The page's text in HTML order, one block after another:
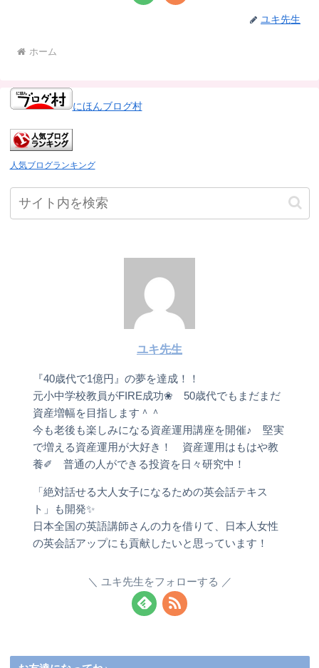
ユキ先生
ホーム
にほんブログ村
人気ブログランキング
ユキ先生
『40歳代で1億円』の夢を達成！！
元小中学校教員がFIRE成功❀ 50歳代でもまだまだ
資産増幅を目指します＾＾
今も老後も楽しみになる資産運用講座を開催♪ 堅実
で増える資産運用が大好き！ 資産運用はもはや教
養✐ 普通の人ができる投資を日々研究中！
「絶対話せる大人女子になるための英会話テキス
ト」も開発✨
日本全国の英語講師さんの力を借りて、日本人女性
の英会話アップにも貢献したいと思っています！
ユキ先生をフォローする